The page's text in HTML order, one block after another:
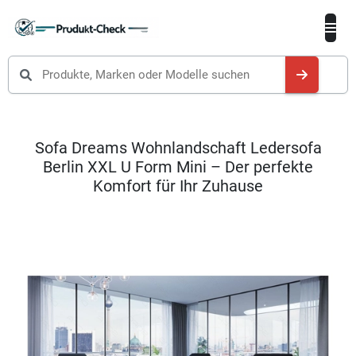
Sofa Dreams Wohnlandschaft Ledersofa
Berlin XXL U Form Mini – Der perfekte
Komfort für Ihr Zuhause